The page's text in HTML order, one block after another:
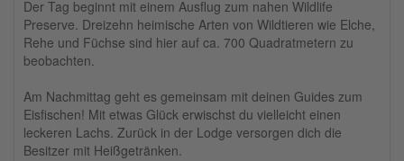
Der Tag beginnt mit einem Ausflug zum nahen Wildlife
Preserve. Dreizehn heimische Arten von Wildtieren wie Elche,
Rehe und Füchse sind hier auf ca. 700 Quadratmetern zu
beobachten.
Am Nachmittag geht es gemeinsam mit deinen Guides zum
Eisfischen! Mit etwas Glück erwischst du vielleicht einen
leckeren Lachs. Zurück in der Lodge versorgen dich die
Besitzer mit Heißgetränken.